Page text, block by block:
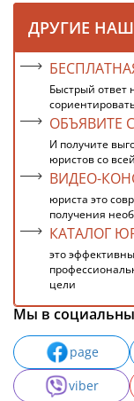
ДРУГИЕ
Быстрый ответ
ОБЪЯВИТЕ
И получите
юристов со
ВИДЕО-
юриста это
получения
КАТАЛОГ
это
цели
Мы в
page
viber